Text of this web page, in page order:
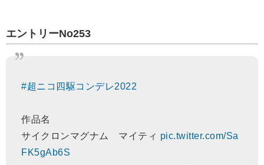
エントリーNo253
#超ニコ四駆コンデレ2022
作品名
サイクロンマグナム マイティ pic.twitter.com/Sa
FK5gAb6S